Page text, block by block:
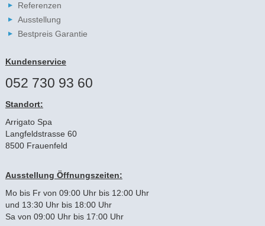
Referenzen
Ausstellung
Bestpreis Garantie
Kundenservice
052 730 93 60
Standort:
Arrigato Spa
Langfeldstrasse 60
8500 Frauenfeld
Ausstellung Öffnungszeiten:
Mo bis Fr von 09:00 Uhr bis 12:00 Uhr
und 13:30 Uhr bis 18:00 Uhr
Sa von 09:00 Uhr bis 17:00 Uhr